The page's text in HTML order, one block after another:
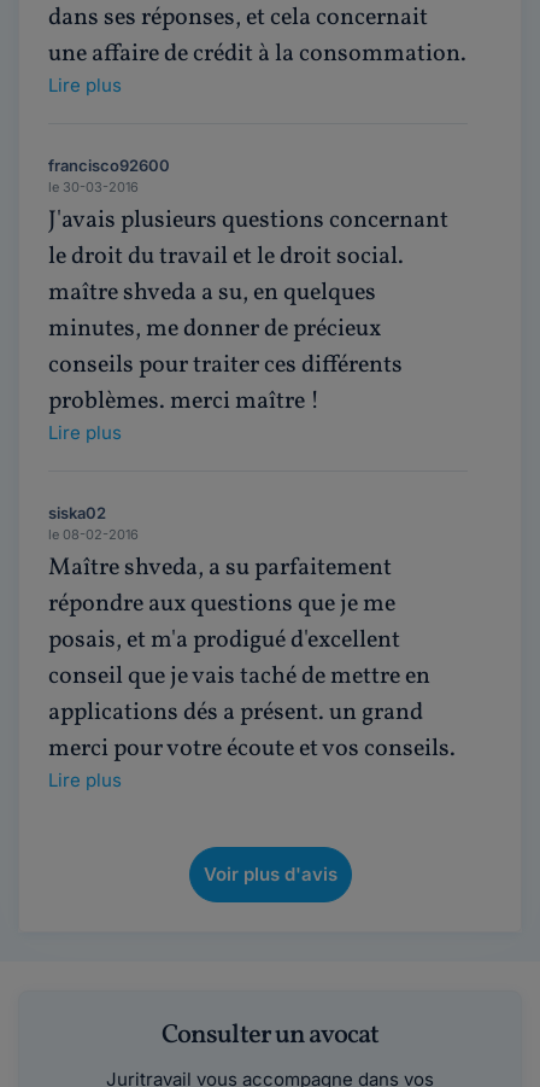
dans ses réponses, et cela concernait
une affaire de crédit à la consommation.
Lire plus
francisco92600
le 30-03-2016
J'avais plusieurs questions concernant
le droit du travail et le droit social.
maître shveda a su, en quelques
minutes, me donner de précieux
conseils pour traiter ces différents
problèmes. merci maître !
Lire plus
siska02
le 08-02-2016
Maître shveda, a su parfaitement
répondre aux questions que je me
posais, et m'a prodigué d'excellent
conseil que je vais taché de mettre en
applications dés a présent. un grand
merci pour votre écoute et vos conseils.
Lire plus
Voir plus d'avis
Consulter un avocat
Juritravail vous accompagne dans vos